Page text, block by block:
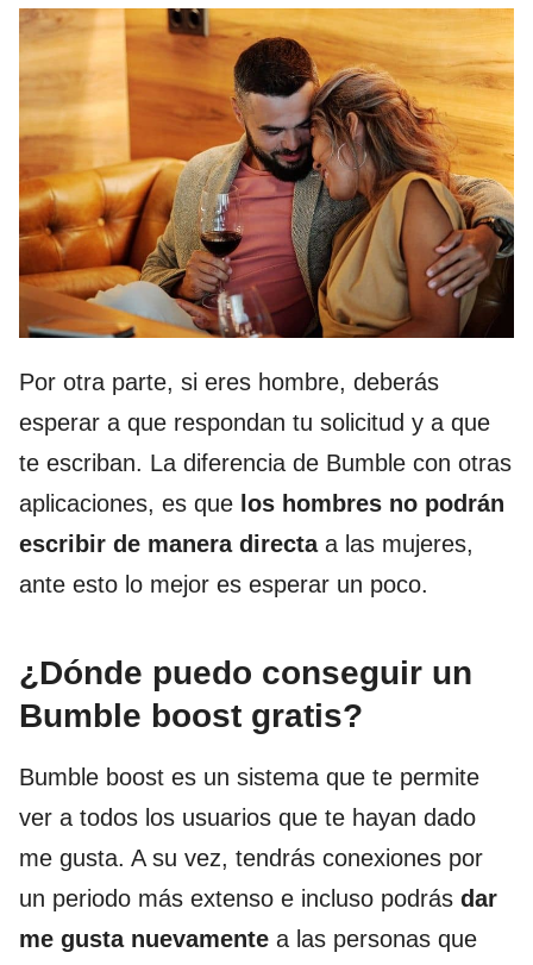
Por otra parte, si eres hombre, deberás
esperar a que respondan tu solicitud y a que
te escriban. La diferencia de Bumble con otras
aplicaciones, es que los hombres no podrán
escribir de manera directaa las mujeres,
ante esto lo mejor es esperar un poco.
¿Dónde puedo conseguir un
Bumble boost gratis?
Bumble boost es un sistema que te permite
ver a todos los usuarios que te hayan dado
me gusta. A su vez, tendrás conexiones por
un periodo más extenso e incluso podrás dar
me gusta nuevamente a las personas que